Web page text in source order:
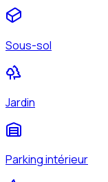
Sous-sol
Jardin
Parking intérieur